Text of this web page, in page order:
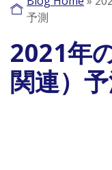
予測
2021年
関連）